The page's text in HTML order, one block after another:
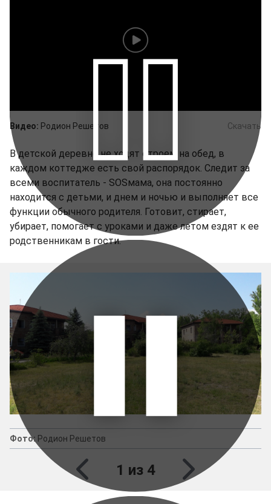
Скачать
Видео: Родион Решетов
В детской деревне не ходят строем на обед, в
каждом коттедже есть свой распорядок. Следит за
всеми воспитатель - SOSмама, она постоянно
находится с детьми, и днем и ночью и выполняет все
функции обычного родителя. Готовит, стирает,
убирает, помогает с уроками и даже летом ездят к ее
родственникам в гости.
Фото: Родион Решетов
1 из 4